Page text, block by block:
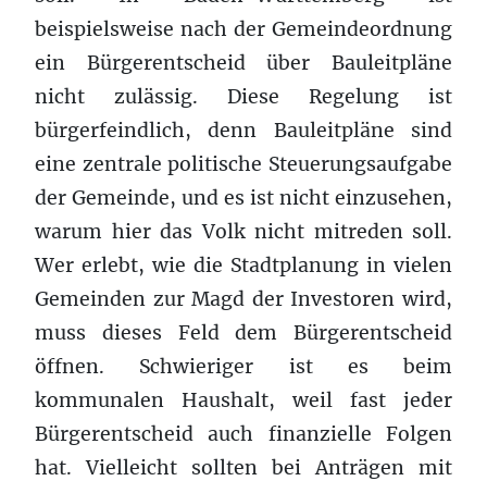
beispielsweise nach der Gemeindeordnung
ein Bürgerentscheid über Bauleitpläne
nicht zulässig. Diese Regelung ist
bürgerfeindlich, denn Bauleitpläne sind
eine zentrale politische Steuerungsaufgabe
der Gemeinde, und es ist nicht einzusehen,
warum hier das Volk nicht mitreden soll.
Wer erlebt, wie die Stadtplanung in vielen
Gemeinden zur Magd der Investoren wird,
muss dieses Feld dem Bürgerentscheid
öffnen. Schwieriger ist es beim
kommunalen Haushalt, weil fast jeder
Bürgerentscheid auch finanzielle Folgen
hat. Vielleicht sollten bei Anträgen mit